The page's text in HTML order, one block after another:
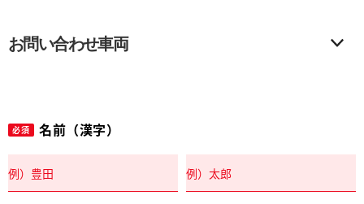
お問い合わせ車両
必須 名前（漢字）